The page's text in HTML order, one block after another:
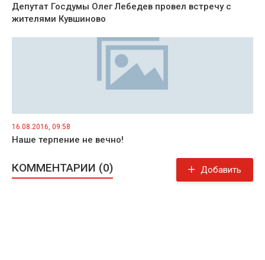
Депутат Госдумы Олег Лебедев провел встречу с
жителями Кувшиново
16.08.2016, 09:58
Наше терпение не вечно!
КОММЕНТАРИИ (0) Добавить